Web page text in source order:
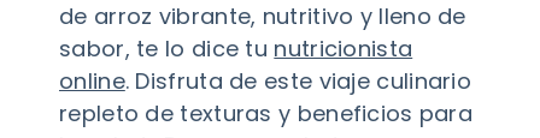
de arroz vibrante, nutritivo y lleno de
sabor, te lo dice tu nutricionista
online. Disfruta de este viaje culinario
repleto de texturas y beneficios para